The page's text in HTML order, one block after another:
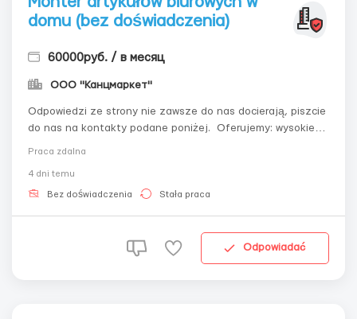
domu (bez doświadczenia)
60000руб. / в месяц
ООО "Канцмаркет"
Odpowiedzi ze strony nie zawsze do nas docierają, piszcie
do nas na kontakty podane poniżej. Oferujemy: wysokie
Obowiązki: jakościowe składanie produktów biurowych,
oddanie pracy w u...
Praca zdalna
4 dni temu
Bez doświadczenia Stała praca
Odpowiadać